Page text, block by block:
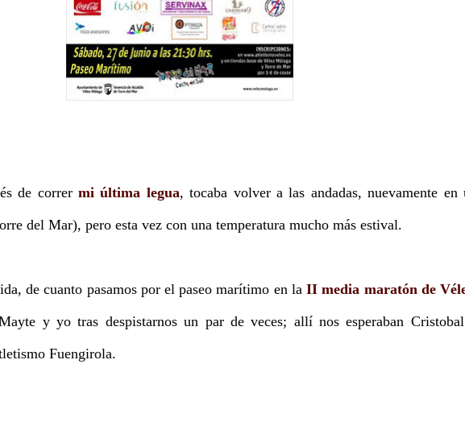
de correr mi última legua, tocaba volver a las andadas, nuevamente en
del Mar), pero esta vez con una temperatura mucho más estival.
de cuanto pasamos por el paseo marítimo en laII media maratón de
y yo tras despistarnos un par de veces; allí nos esperaban
Fuengirola.